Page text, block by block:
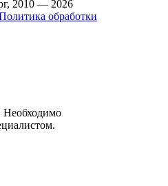
2010 — 2026
обработки
Необходимо